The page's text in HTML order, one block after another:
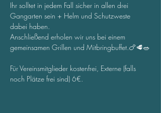
Ihr solltet in jedem Fall sicher in allen drei
Gangarten sein + Helm und Schutzweste
dabei haben.
Anschließend erholen wir uns bei einem
gemeinsamen Grillen und Mitbringbuffet.🍗🥩🥗
Für Vereinsmitglieder kostenfrei, Externe (falls
noch Plätze frei sind) 6€.